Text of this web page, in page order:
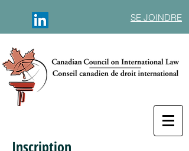
SE JOINDRE
Inscription